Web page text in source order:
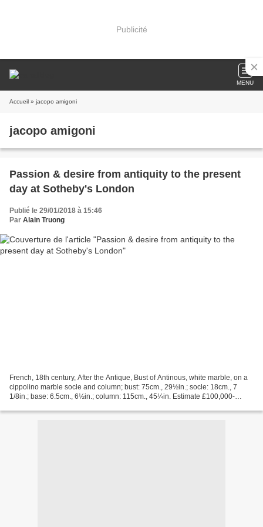
Publicité
MENU
Accueil » jacopo amigoni
jacopo amigoni
Passion & desire from antiquity to the present
day at Sotheby's London
Publié le 29/01/2018 à 15:46
Par Alain Truong
French, 18th century, After the Antique, Bust of Antinous, white marble, on a
cippolino marble socle and column; bust: 75cm., 29½in.; socle: 18cm., 7
1/8in.; base: 6.5cm., 6½in.; column: 115cm., 45¼in. Estimate £100,000-